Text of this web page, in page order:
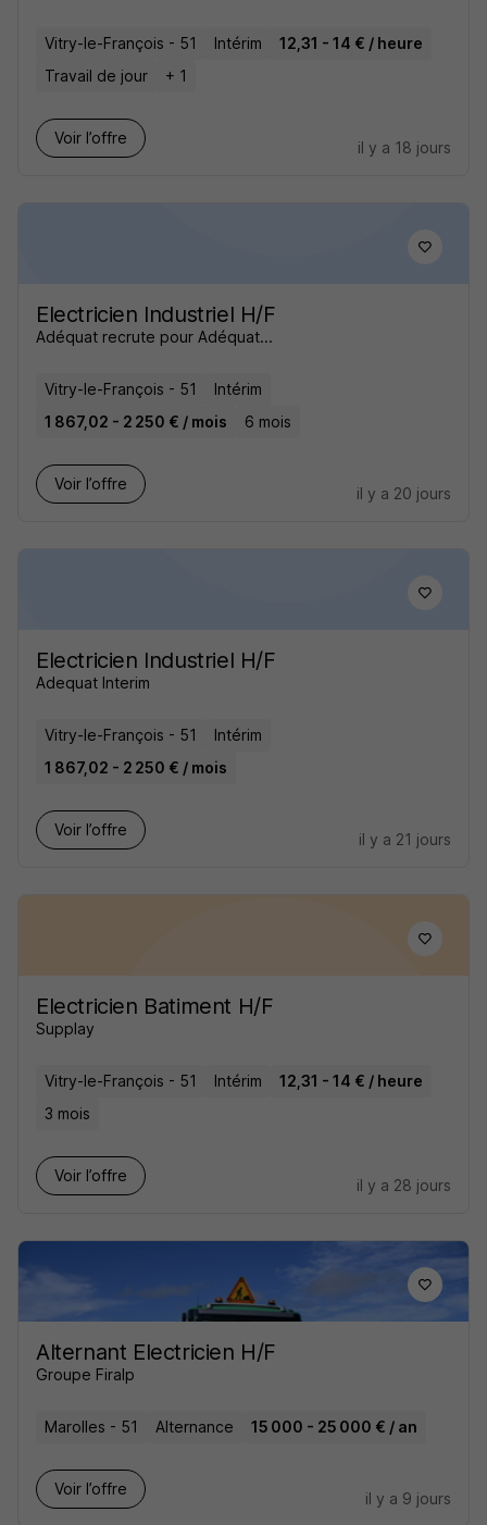
Vitry-le-François - 51 Intérim
12,31 - 14 € / heure
Travail de jour
+ 1
Voir l’offre
il y a 18 jours
Electricien Industriel H/F
Adéquat recrute pour Adéquat...
Vitry-le-François - 51
Intérim
1 867,02 - 2 250 € / mois
6 mois
Voir l’offre
il y a 20 jours
Electricien Industriel H/F
Adequat Interim
Vitry-le-François - 51
Intérim
1 867,02 - 2 250 € / mois
Voir l’offre
il y a 21 jours
Electricien Batiment H/F
Supplay
Vitry-le-François - 51 Intérim
12,31 - 14 € / heure
3 mois
Voir l’offre
il y a 28 jours
Alternant Electricien H/F
Groupe Firalp
Marolles - 51 Alternance 15 000 - 25 000 € / an
Voir l’offre
il y a 9 jours